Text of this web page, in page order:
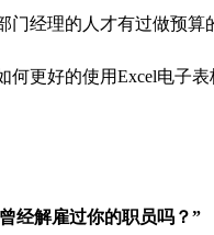
门经理的人才有过做预
何更好的使用Excel电子
经解雇过你的职员吗？”